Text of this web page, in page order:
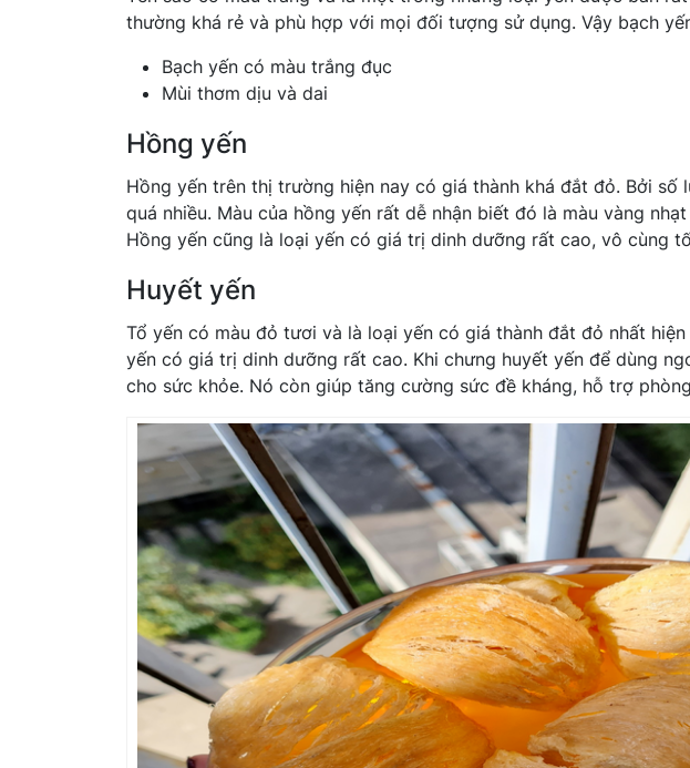
thường khá rẻ và phù hợp với mọi đối tượng sử dụng. Vậy bạch
Bạch yến có màu trắng đục
Mùi thơm dịu và dai
Hồng yến
Hồng yến trên thị trường hiện nay có giá thành khá đắt đỏ. Bởi số
quá nhiều. Màu của hồng yến rất dễ nhận biết đó là màu vàng
Hồng yến cũng là loại yến có giá trị dinh dưỡng rất cao, vô cùng
Huyết yến
Tổ yến có màu đỏ tươi và là loại yến có giá thành đắt đỏ nhất
yến có giá trị dinh dưỡng rất cao. Khi chưng huyết yến để dùng
cho sức khỏe. Nó còn giúp tăng cường sức đề kháng, hỗ trợ